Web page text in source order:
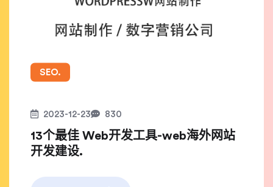
SEO.
2023-12-23 830
13个最佳 Web开发工具-web海外网站
开发建设.